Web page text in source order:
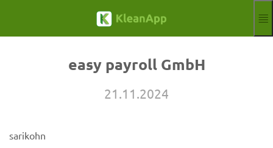
Hilfe
Webinar
Partner
easy payroll GmbH
21.11.2024
sarikohn